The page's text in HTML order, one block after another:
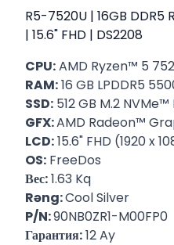
R5-7520U | 16GB DDR5
| 15.6" FHD | DS2208
CPU:AMD Ryzen™ 5
RAM:16 GB LPDDR5
SSD: 512 GB M.2 NVMe™
GFX:AMD Radeon™
LCD:15.6" FHD (1920 x
OS: FreeDos
Вес:1.63 Kq
Rəng:Cool Silver
P/N:90NB0ZR1-M00FP0
Гарантия:12 Ay